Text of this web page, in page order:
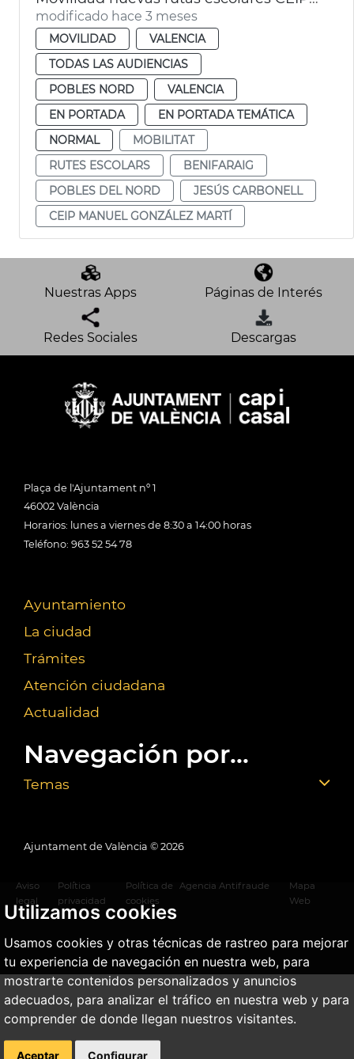
Utilizamos cookies
Usamos cookies y otras técnicas de rastreo para mejorar
tu experiencia de navegación en nuestra web, para
mostrarte contenidos personalizados y anuncios
adecuados, para analizar el tráfico en nuestra web y para
comprender de donde llegan nuestros visitantes.
Aceptar Configurar
modificado hace 3 meses
MOVILIDAD
VALENCIA
TODAS LAS AUDIENCIAS
POBLES NORD
VALENCIA
EN PORTADA
EN PORTADA TEMÁTICA
NORMAL
MOBILITAT
RUTES ESCOLARS
BENIFARAIG
POBLES DEL NORD
JESÚS CARBONELL
CEIP MANUEL GONZÁLEZ MARTÍ
Nuestras Apps Páginas de Interés
Redes Sociales Descargas
Plaça de l'Ajuntament nº 1
46002 València
Horarios: lunes a viernes de 8:30 a 14:00 horas
Teléfono: 963 52 54 78
Ayuntamiento
La ciudad
Trámites
Atención ciudadana
Actualidad
Navegación por...
Temas
Ajuntament de València © 2026
Aviso
legal
Política
privacidad
Política de
cookies
Agencia Antifraude
Mapa
Web